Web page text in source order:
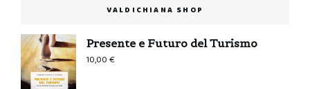
VALDICHIANA SHOP
Presente e Futuro del Turismo
10,00€